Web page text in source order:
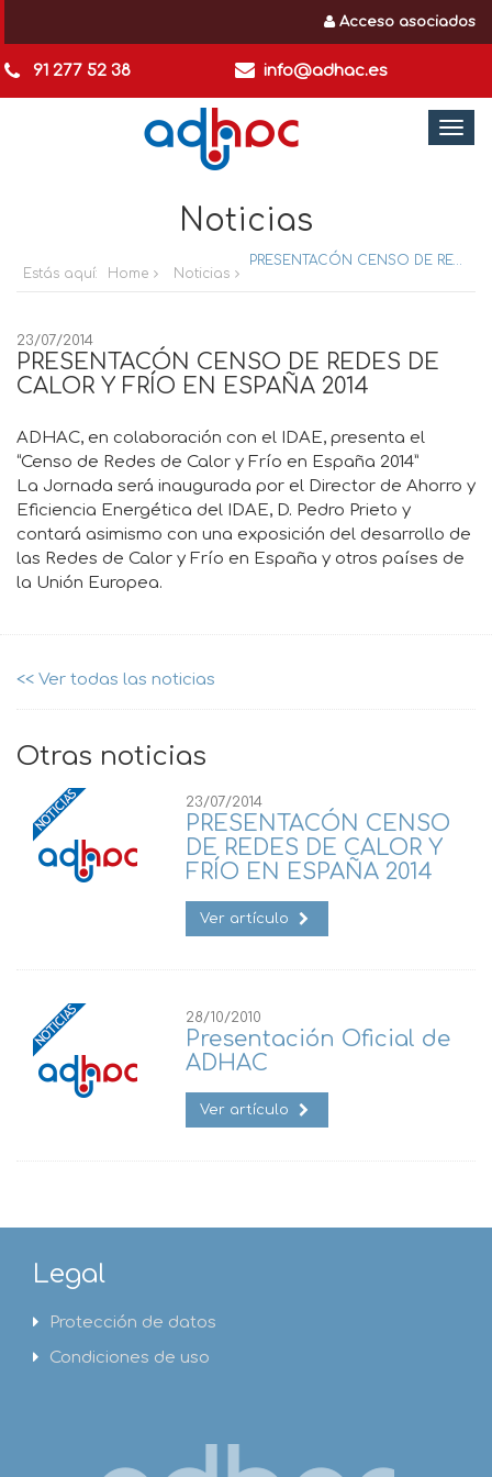
Acceso asociados
91 277 52 38 info@adhac.es
Noticias
Estás aquí: Home Noticias
23/07/2014
PRESENTACÓN CENSO DE REDES DE
CALOR Y FRÍO EN ESPAÑA 2014
ADHAC, en colaboración con el IDAE, presenta el
“Censo de Redes de Calor y Frío en España 2014”
La Jornada será inaugurada por el Director de Ahorro y
Eficiencia Energética del IDAE, D. Pedro Prieto y
contará asimismo con una exposición del desarrollo de
las Redes de Calor y Frío en España y otros países de
la Unión Europea.
<< Ver todas las noticias
Otras noticias
23/07/2014
PRESENTACÓN CENSO
DE REDES DE CALOR Y
FRÍO EN ESPAÑA 2014
Ver artículo
28/10/2010
Presentación Oficial de
ADHAC
Ver artículo
Legal
Protección de datos
Condiciones de uso